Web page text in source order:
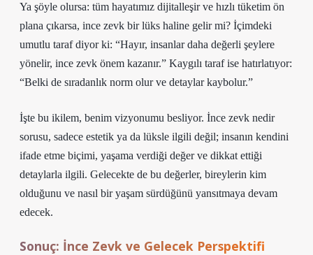
Ya şöyle olursa: tüm hayatımız dijitalleşir ve hızlı tüketim ön
plana çıkarsa, ince zevk bir lüks haline gelir mi? İçimdeki
umutlu taraf diyor ki: “Hayır, insanlar daha değerli şeylere
yönelir, ince zevk önem kazanır.” Kaygılı taraf ise hatırlatıyor:
“Belki de sıradanlık norm olur ve detaylar kaybolur.”
İşte bu ikilem, benim vizyonumu besliyor. İnce zevk nedir
sorusu, sadece estetik ya da lüksle ilgili değil; insanın kendini
ifade etme biçimi, yaşama verdiği değer ve dikkat ettiği
detaylarla ilgili. Gelecekte de bu değerler, bireylerin kim
olduğunu ve nasıl bir yaşam sürdüğünü yansıtmaya devam
edecek.
Sonuç: İnce Zevk ve Gelecek Perspektifi